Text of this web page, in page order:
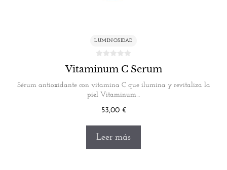
LUMINOSIDAD
Vitaminum C Serum
Sérum antioxidante con vitamina C que ilumina y revitaliza la
piel Vitaminum…
53,00 €
Leer más